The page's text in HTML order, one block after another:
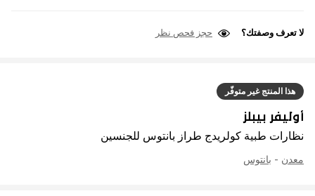
هذا المنتج غير متوفّر
أوليفر بيبلز
نظارات طبية كولريدج طراز بانتوس للجنسين
معدن - بانتوس
لا تعرف وصفتك؟ حجز فحص نظر